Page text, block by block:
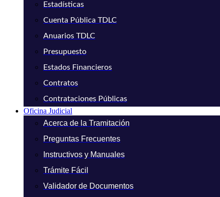
Estadísticas
Cuenta Pública TDLC
Anuarios TDLC
Presupuesto
Estados Financieros
Contratos
Contrataciones Públicas
Oficina Judicial
Acerca de la Tramitación
Preguntas Frecuentes
Instructivos y Manuales
Trámite Fácil
Validador de Documentos